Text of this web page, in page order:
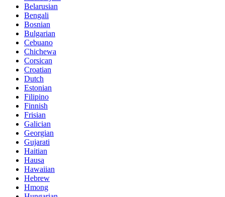
Belarusian
Bengali
Bosnian
Bulgarian
Cebuano
Chichewa
Corsican
Croatian
Dutch
Estonian
Filipino
Finnish
Frisian
Galician
Georgian
Gujarati
Haitian
Hausa
Hawaiian
Hebrew
Hmong